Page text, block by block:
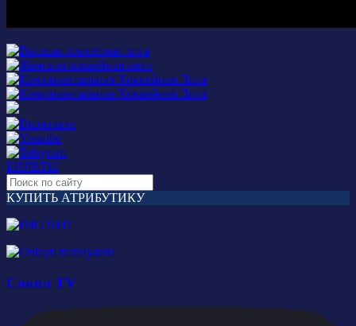
БИЛЕТЫ
КУПИТЬ АТРИБУТИКУ
Сокол TV